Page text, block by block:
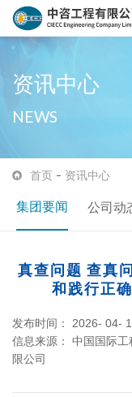
资讯中心
NEWS
首页 资讯中心
集团要闻 公司动
真查问题 查真
和践行正
发布时间： 2026- 04-
信息来源： 中国国际工
限公司